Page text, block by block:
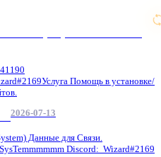
Помощь в установке/
2026-07-13
Данные для Связи.
Discord: Wizard#2169